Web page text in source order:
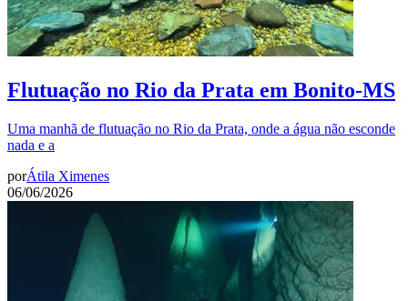
Flutuação no Rio da Prata em Bonito-MS
Uma manhã de flutuação no Rio da Prata, onde a água não esconde
nada e a
porÁtila Ximenes
06/06/2026